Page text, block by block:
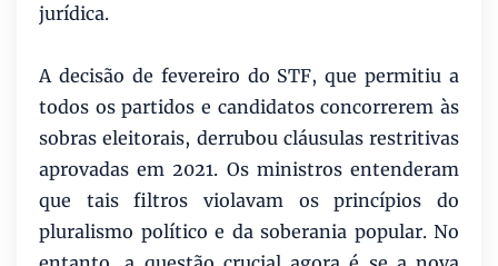
jurídica.
A decisão de fevereiro do STF, que permitiu a
todos os partidos e candidatos concorrerem às
sobras eleitorais, derrubou cláusulas restritivas
aprovadas em 2021. Os ministros entenderam
que tais filtros violavam os princípios do
pluralismo político e da soberania popular. No